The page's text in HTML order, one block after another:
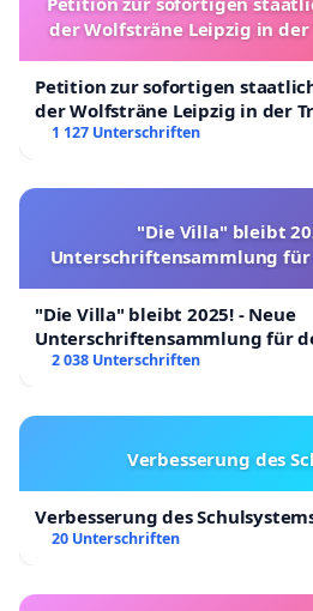
der Wolfsträne Leipzig in
Petition zur sofortigen
der Wolfsträne Leipzig in der
1 127 Unterschriften
"Die Villa" bleibt
Unterschriftensammlung
"Die Villa" bleibt 2025! - Neue
Unterschriftensammlung für
2 038 Unterschriften
Verbesserung des
Verbesserung des
20 Unterschriften